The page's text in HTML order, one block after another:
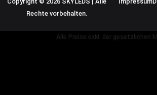
Rechte vorbehalten.
Alle Preise exkl. der gesetzlichen